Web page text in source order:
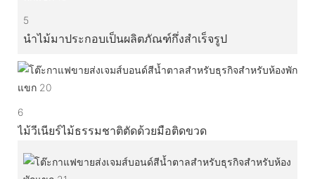
5
นำไม้มาประกอบเป็นผลิตภัณฑ์กึ่งสำเร็จรูป
6
ไม้วีเนียร์ไม้ธรรมชาติตัดด้วยมือติดขวด